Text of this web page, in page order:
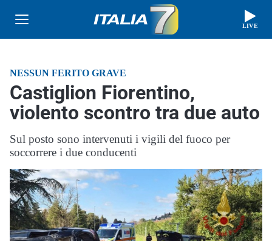
LIVE
NESSUN FERITO GRAVE
Castiglion Fiorentino,
violento scontro tra due auto
Sul posto sono intervenuti i vigili del fuoco per
soccorrere i due conducenti